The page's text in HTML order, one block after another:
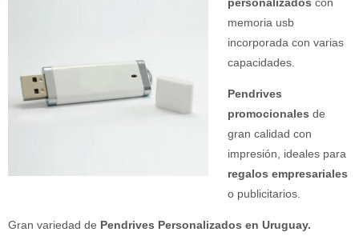
memoria usb
incorporada con varias
capacidades.
Pendrives
promocionales de
gran calidad con
impresión, ideales para
regalos empresariales
o publicitarios.
Gran variedad de Pendrives Personalizados en Uruguay.